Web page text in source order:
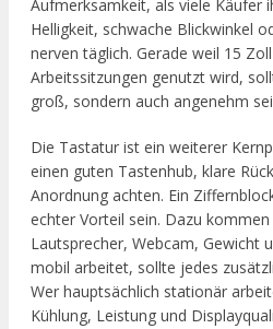
Aufmerksamkeit, als viele Käufer
Helligkeit, schwache Blickwinkel
nerven täglich. Gerade weil 15
Arbeitssitzungen genutzt wird,
groß, sondern auch angenehm
Die Tastatur ist ein weiterer
einen guten Tastenhub, klare
Anordnung achten. Ein
echter Vorteil sein. Dazu
Lautsprecher, Webcam, Gewicht
mobil arbeitet, sollte jedes
Wer hauptsächlich stationär
Kühlung, Leistung und